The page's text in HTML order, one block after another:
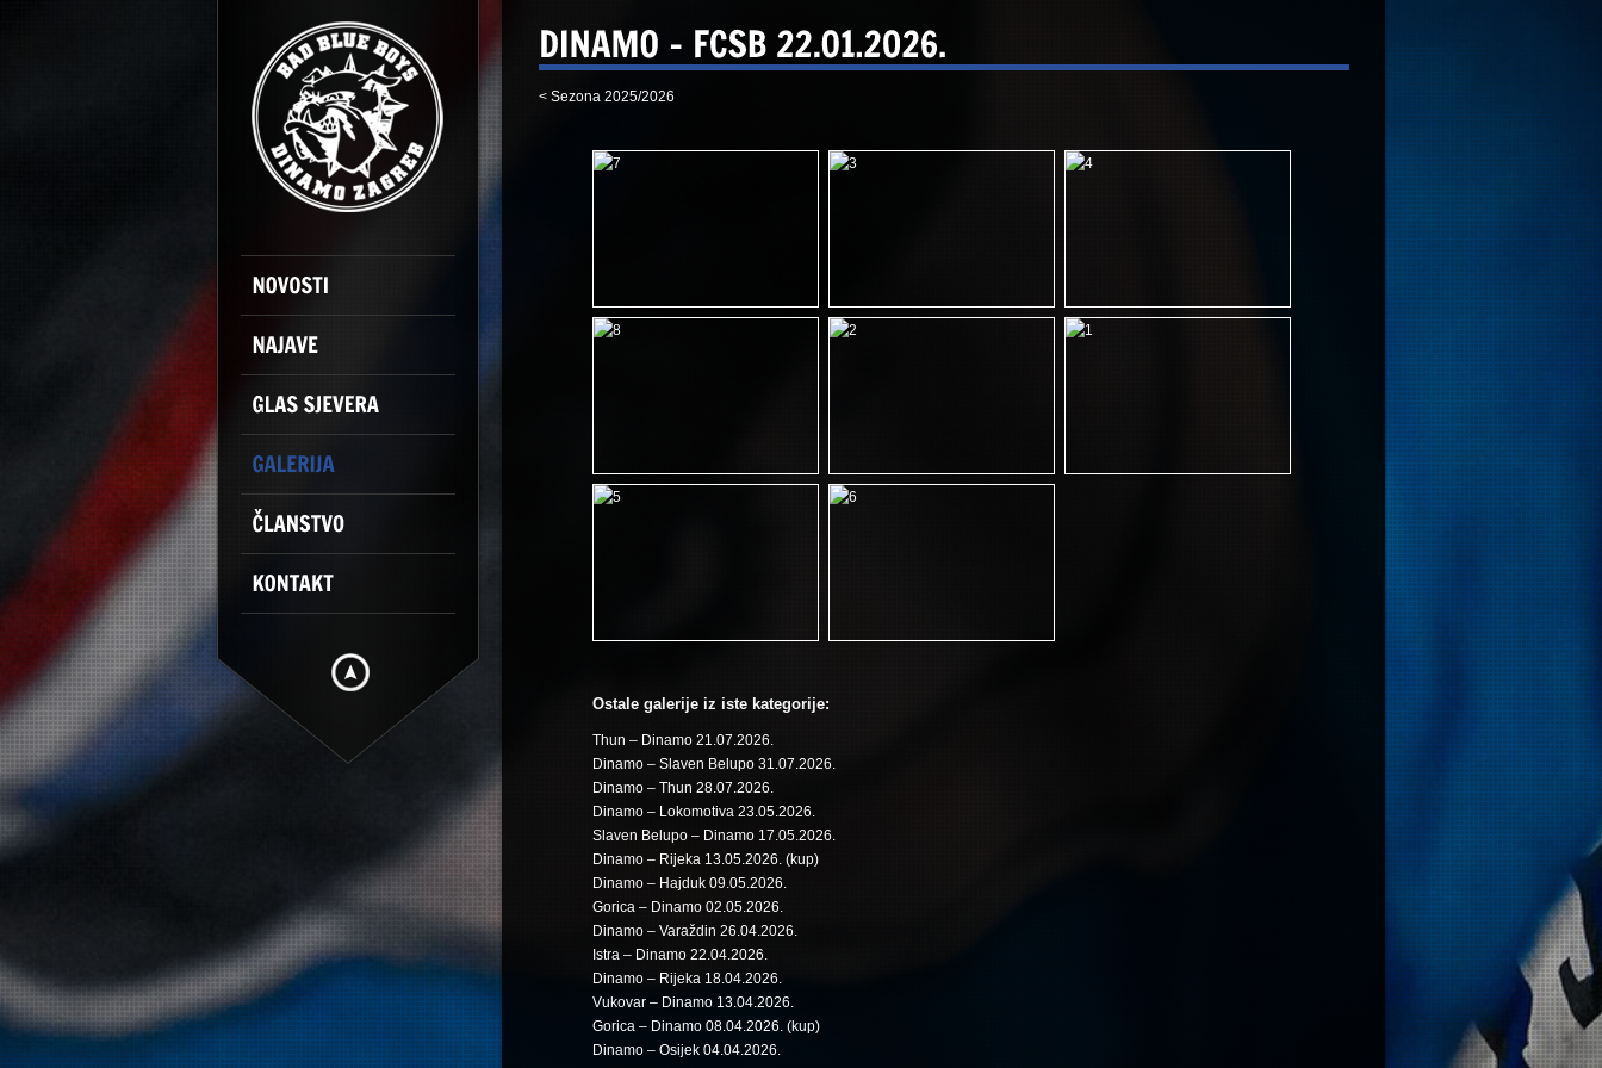
< Sezona 2025/2026
Ostale galerije iz iste kategorije:
Thun – Dinamo 21.07.2026.
Dinamo – Slaven Belupo 31.07.2026.
Dinamo – Thun 28.07.2026.
Dinamo – Lokomotiva 23.05.2026.
Slaven Belupo – Dinamo 17.05.2026.
Dinamo – Rijeka 13.05.2026. (kup)
Dinamo – Hajduk 09.05.2026.
Gorica – Dinamo 02.05.2026.
Dinamo – Varaždin 26.04.2026.
Istra – Dinamo 22.04.2026.
Dinamo – Rijeka 18.04.2026.
Vukovar – Dinamo 13.04.2026.
Gorica – Dinamo 08.04.2026. (kup)
Dinamo – Osijek 04.04.2026.